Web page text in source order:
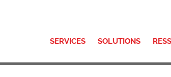
SERVICES SOLUTIONS